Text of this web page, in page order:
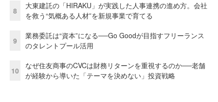
8
大東建託の「HIRAKU」が実践した人事連携の進め方。会社
を救う“気概ある人材”を新規事業で育てる
9
業務委託は“資本”になる──Go Goodが目指すフリーランス
のタレントプール活用
10
なぜ住友商事のCVCは財務リターンを重視するのか──老舗
が経験から導いた「テーマを決めない」投資戦略